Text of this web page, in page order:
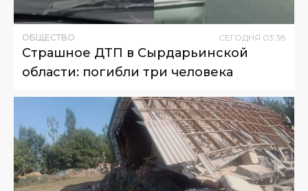
ОБЩЕСТВО СЕГОДНЯ 03:38
Страшное ДТП в Сырдарьинской
области: погибли три человека